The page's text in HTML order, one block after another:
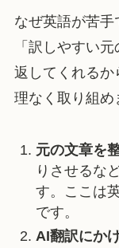
なぜ英語が苦
「訳しやすい
返してくれる
理なく取り組め
元の文章を
りさせるな
す。ここは
です。
AI翻訳にか